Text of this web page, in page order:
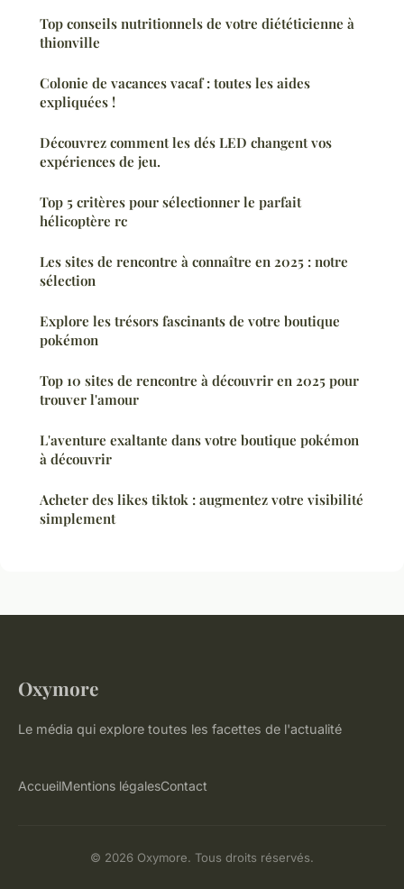
Top conseils nutritionnels de votre diététicienne à
thionville
Colonie de vacances vacaf : toutes les aides
expliquées !
Découvrez comment les dés LED changent vos
expériences de jeu.
Top 5 critères pour sélectionner le parfait
hélicoptère rc
Les sites de rencontre à connaître en 2025 : notre
sélection
Explore les trésors fascinants de votre boutique
pokémon
Top 10 sites de rencontre à découvrir en 2025 pour
trouver l'amour
L'aventure exaltante dans votre boutique pokémon
à découvrir
Acheter des likes tiktok : augmentez votre visibilité
simplement
Oxymore
Le média qui explore toutes les facettes de l'actualité
AccueilMentions légalesContact
© 2026 Oxymore. Tous droits réservés.